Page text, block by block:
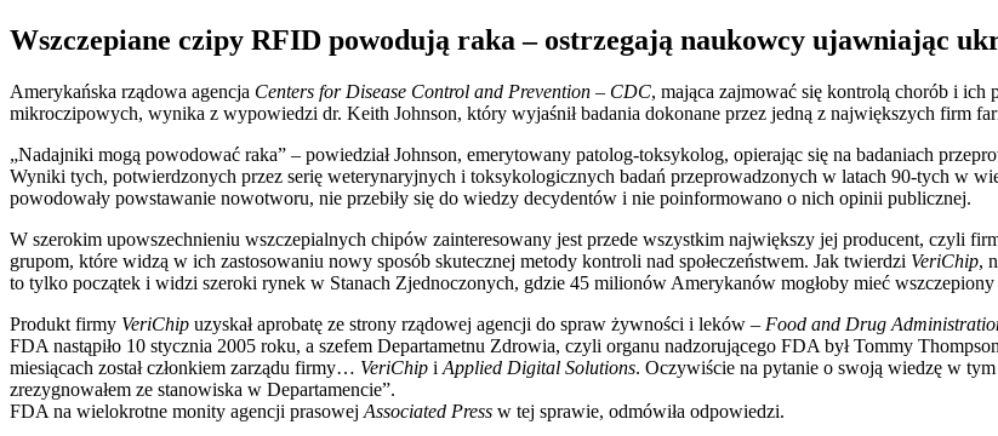
Wszczepiane czipy RFID powodują raka – ostrzegają naukowcy ujawniając
Amerykańska rządowa agencja Centers for Disease Control and Prevention – CDC, mająca zajmować się kontrolą chorób i
mikroczipowych, wynika z wypowiedzi dr. Keith Johnson, który wyjaśnił badania dokonane przez jedną z największych firm
„Nadajniki mogą powodować raka” – powiedział Johnson, emerytowany patolog-toksykolog, opierając się na badaniach
Wyniki tych, potwierdzonych przez serię weterynaryjnych i toksykologicznych badań przeprowadzonych w latach 90-tych w
powodowały powstawanie nowotworu, nie przebiły się do wiedzy decydentów i nie poinformowano o nich opinii publicznej.
W szerokim upowszechnieniu wszczepialnych chipów zainteresowany jest przede wszystkim największy jej producent, czyli
grupom, które widzą w ich zastosowaniu nowy sposób skutecznej metody kontroli nad społeczeństwem. Jak twierdzi VeriChip,
to tylko początek i widzi szeroki rynek w Stanach Zjednoczonych, gdzie 45 milionów Amerykanów mogłoby mieć
Produkt firmy VeriChip uzyskał aprobatę ze strony rządowej agencji do spraw żywności i leków – Food and Drug
FDA nastąpiło 10 stycznia 2005 roku, a szefem Departametnu Zdrowia, czyli organu nadzorującego FDA był Tommy
miesiącach został członkiem zarządu firmy… VeriChip i Applied Digital Solutions. Oczywiście na pytanie o swoją wiedzę w tym
zrezygnowałem ze stanowiska w Departamencie”.
FDA na wielokrotne monity agencji prasowej Associated Press w tej sprawie, odmówiła odpowiedzi.